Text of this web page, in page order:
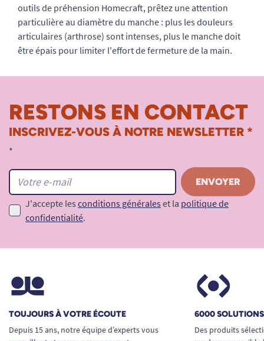
outils de préhension Homecraft, prêtez une attention
particulière au diamètre du manche : plus les douleurs
articulaires (arthrose) sont intenses, plus le manche doit
être épais pour limiter l'effort de fermeture de la main.
RESTONS EN CONTACT
INSCRIVEZ-VOUS À NOTRE NEWSLETTER *
*
J'accepte les conditions générales et la politique de
confidentialité.
TOUJOURS À VOTRE ÉCOUTE
Depuis 15 ans, notre équipe d’experts vous
6000
Des produits